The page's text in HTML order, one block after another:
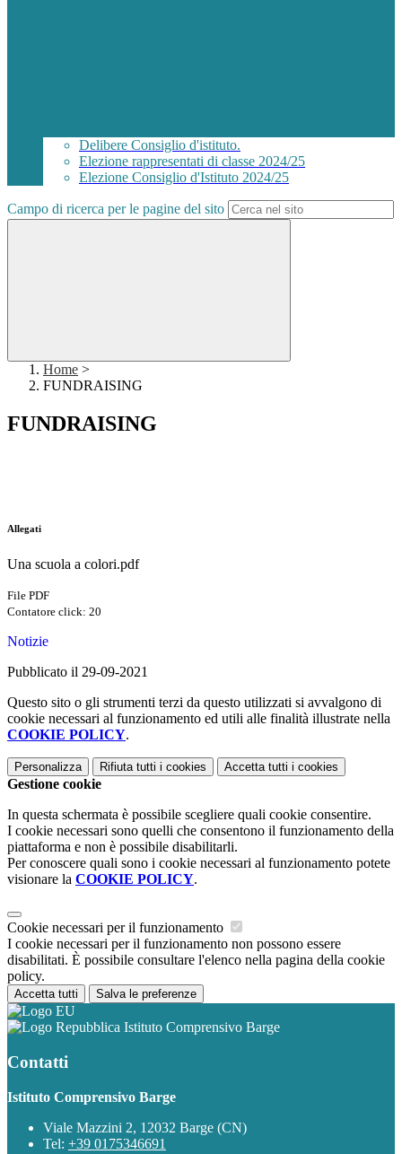
Delibere Consiglio d'istituto.
Elezione rappresentati di classe 2024/25
Elezione Consiglio d'Istituto 2024/25
Campo di ricerca per le pagine del sito
Home >
FUNDRAISING
FUNDRAISING
Allegati
Una scuola a colori.pdf
File PDF
Contatore click: 20
Notizie
Pubblicato il 29-09-2021
Questo sito o gli strumenti terzi da questo utilizzati si avvalgono di
cookie necessari al funzionamento ed utili alle finalità illustrate nella
COOKIE POLICY.
Personalizza Rifiuta tutti i cookies Accetta tutti i cookies
Gestione cookie
In questa schermata è possibile scegliere quali cookie consentire.
I cookie necessari sono quelli che consentono il funzionamento della
piattaforma e non è possibile disabilitarli.
Per conoscere quali sono i cookie necessari al funzionamento potete
visionare la COOKIE POLICY.
Cookie necessari per il funzionamento
I cookie necessari per il funzionamento non possono essere
disabilitati. È possibile consultare l'elenco nella pagina della cookie
policy.
Accetta tutti Salva le preferenze
Istituto Comprensivo Barge
Contatti
Istituto Comprensivo Barge
Viale Mazzini 2, 12032 Barge (CN)
Tel: +39 0175346691